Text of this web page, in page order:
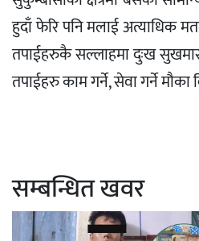
हुदाँ फेरि पनि मलाई अत्याधिक
तपाईहरुकै सल्लाहमा दुःख
तपाईहरु काम गर्ने, सेवा गर्ने मौका
सम्बन्धित खवर